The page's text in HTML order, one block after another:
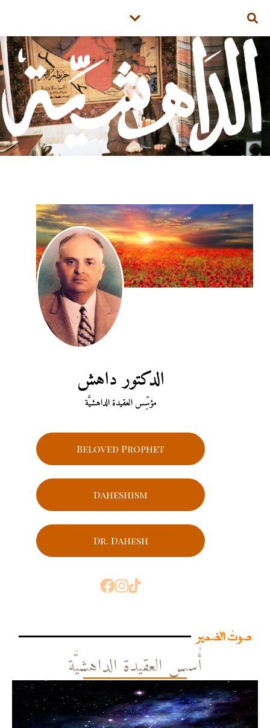
الدكتور داهش
مؤسِّس العقيدة الداهشيَّة
Beloved Prophet
Daheshism
Dr. Dahesh
صوتُ الضمير
أُسس العقيدة الداهشيَّة